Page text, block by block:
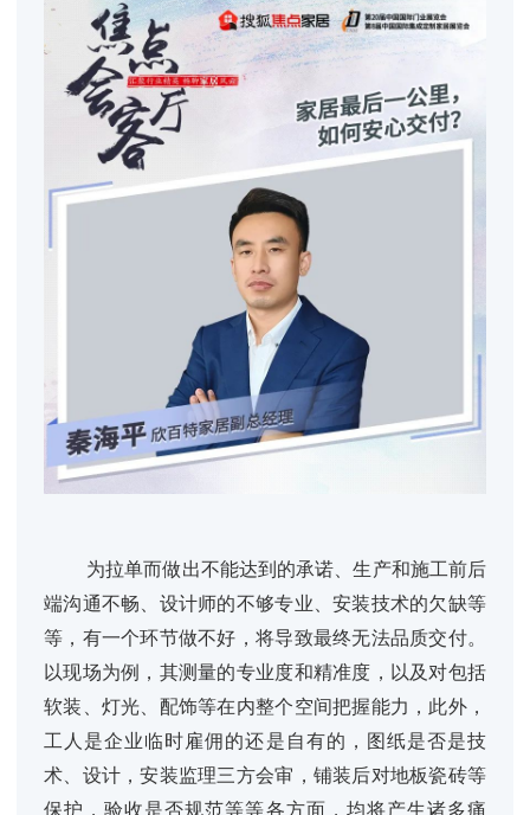
为拉单而做出不能达到的承诺、生产和施工前后
端沟通不畅、设计师的不够专业、安装技术的欠缺等
等，有一个环节做不好，将导致最终无法品质交付。
以现场为例，其测量的专业度和精准度，以及对包括
软装、灯光、配饰等在内整个空间把握能力，此外，
工人是企业临时雇佣的还是自有的，图纸是否是技
术、设计，安装监理三方会审，铺装后对地板瓷砖等
保护，验收是否规范等等各方面，均将产生诸多痛